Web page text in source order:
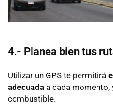
4.- Planea bien tus
Utilizar un GPS te permitirá
adecuada a cada momento,
combustible.